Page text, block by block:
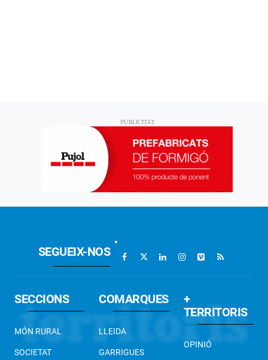
SEGUEIX-NOS
SECCIONS
MÓN RURAL
SOCIETAT
COMARQUES
LLEIDA
GARRIGUES
+
TERRITORIS
OPINIÓ